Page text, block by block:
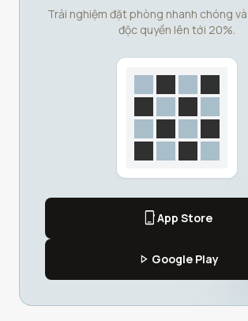
Trải nghiệm đặt phòng nhanh chóng
độc quyền lên tới 20%.
phone_iphoneApp Store
play_arrow Google Play